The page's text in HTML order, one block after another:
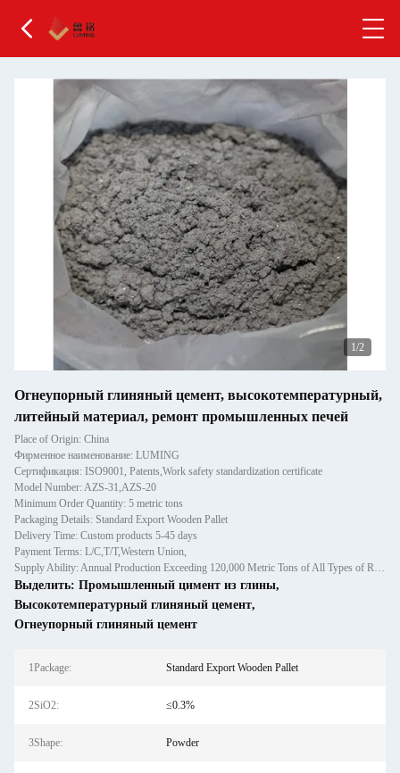
2/2
Огнеупорный глиняный цемент, высокотемпературный,
литейный материал, ремонт промышленных печей
Place of Origin: China
Фирменное наименование: LUMING
Сертификация: ISO9001, Patents,Work safety standardization certificate
Model Number: AZS-31,AZS-20
Minimum Order Quantity: 5 metric tons
Packaging Details: Standard Export Wooden Pallet
Delivery Time: Custom products 5-45 days
Payment Terms: L/C,T/T,Western Union,
Supply Ability: Annual Production Exceeding 120,000 Metric Tons of All Types of Refractory Materials Including Castables, Preforms, and Bric
Выделить: Промышленный цимент из глины,
Высокотемпературный глиняный цемент,
Огнеупорный глиняный цемент
1Package: Standard Export Wooden Pallet
2SiO2: ≤0.3%
3Shape: Powder